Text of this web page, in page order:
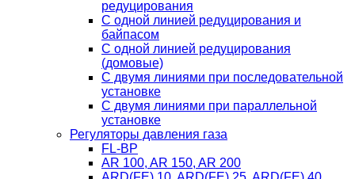
редуцирования
С одной линией редуцирования и
байпасом
С одной линией редуцирования
(домовые)
С двумя линиями при последовательной
установке
C двумя линиями при параллельной
установке
Регуляторы давления газа
FL-BP
AR 100, AR 150, AR 200